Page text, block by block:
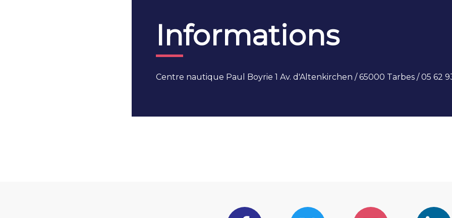
Informations
Centre nautique Paul Boyrie 1 Av. d'Altenkirchen / 65000 Tarbes / 05 62